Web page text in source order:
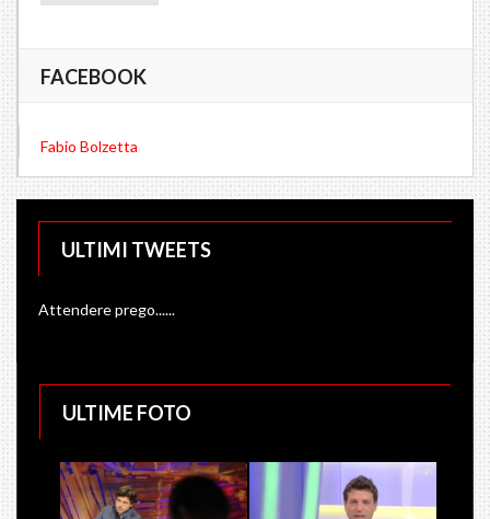
FACEBOOK
Fabio Bolzetta
ULTIMI TWEETS
Attendere prego......
ULTIME FOTO